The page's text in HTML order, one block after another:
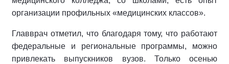
организации профильных «медицинских классов».
Главврач отметил, что благодаря тому, что работают
федеральные и региональные программы, можно
привлекать выпускников вузов. Только осенью